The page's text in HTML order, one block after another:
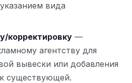
вида
корректировку —
агентству для
вывески или добавления
к существующей.